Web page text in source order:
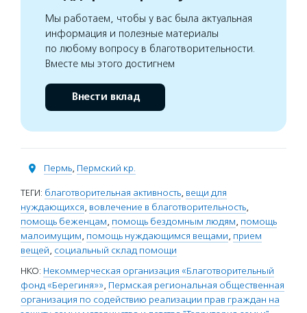
Мы работаем, чтобы у вас была актуальная
информация и полезные материалы
по любому вопросу в благотворительности.
Вместе мы этого достигнем
Внести вклад
Пермь, Пермский кр.
ТЕГИ: благотворительная активность, вещи для
нуждающихся, вовлечение в благотворительность,
помощь беженцам, помощь бездомным людям, помощь
малоимущим, помощь нуждающимся вещами, прием
вещей, социальный склад помощи
НКО: Некоммерческая организация «Благотворительный
фонд «Берегиня»», Пермская региональная общественная
организация по содействию реализации прав граждан на